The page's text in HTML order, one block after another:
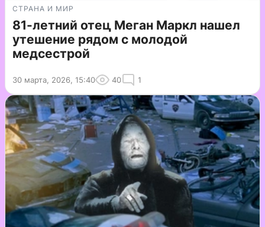
СТРАНА И МИР
81-летний отец Меган Маркл нашел
утешение рядом с молодой
медсестрой
30 марта, 2026, 15:40 40 1